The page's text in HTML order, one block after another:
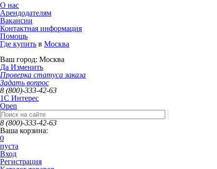
О нас
Арендодателям
Вакансии
Контактная информация
Помощь
Где купить в Москва
Ваш город: Москва
Да Изменить
Проверка статуса заказа
Задать вопрос
8 (800)-333-42-63
1C Интерес
Open
8 (800)-333-42-63
Ваша корзина:
0
пуста
Вход
Регистрация